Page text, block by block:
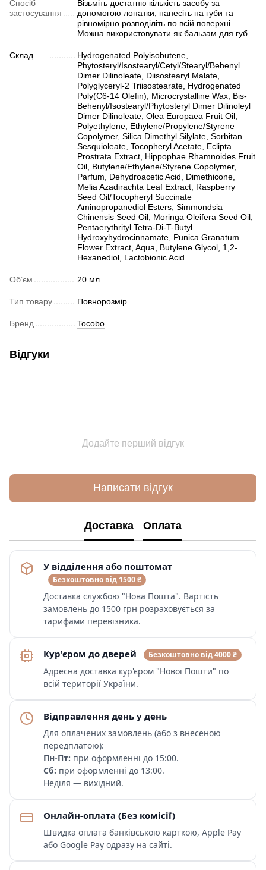
Спосіб
застосування
Візьміть достатню кількість засобу за
допомогою лопатки, нанесіть на губи та
рівномірно розподіліть по всій поверхні.
Можна використовувати як бальзам для губ.
Склад
Hydrogenated Polyisobutene,
Phytosteryl/Isostearyl/Cetyl/Stearyl/Behenyl
Dimer Dilinoleate, Diisostearyl Malate,
Polyglyceryl-2 Triisostearate, Hydrogenated
Poly(C6-14 Olefin), Microcrystalline Wax, Bis-
Behenyl/Isostearyl/Phytosteryl Dimer Dilinoleyl
Dimer Dilinoleate, Olea Europaea Fruit Oil,
Polyethylene, Ethylene/Propylene/Styrene
Copolymer, Silica Dimethyl Silylate, Sorbitan
Sesquioleate, Tocopheryl Acetate, Eclipta
Prostrata Extract, Hippophae Rhamnoides Fruit
Oil, Butylene/Ethylene/Styrene Copolymer,
Parfum, Dehydroacetic Acid, Dimethicone,
Melia Azadirachta Leaf Extract, Raspberry
Seed Oil/Tocopheryl Succinate
Aminopropanediol Esters, Simmondsia
Chinensis Seed Oil, Moringa Oleifera Seed Oil,
Pentaerythrityl Tetra-Di-T-Butyl
Hydroxyhydrocinnamate, Punica Granatum
Flower Extract, Aqua, Butylene Glycol, 1,2-
Hexanediol, Lactobionic Acid
Обʼєм 20 мл
Тип товару Повнорозмір
Бренд Tocobo
Відгуки
Додайте перший відгук
Написати відгук
Доставка Оплата
У відділення або поштомат
Безкоштовно від 1500 ₴
Доставка службою "Нова Пошта". Вартість
замовлень до 1500 грн розраховується за
тарифами перевізника.
Кур'єром до дверей Безкоштовно від 4000 ₴
Адресна доставка кур'єром "Нової Пошти" по
всій території України.
Відправлення день у день
Для оплачених замовлень (або з внесеною
передплатою):
Пн-Пт: при оформленні до 15:00.
Сб: при оформленні до 13:00.
Неділя — вихідний.
Онлайн-оплата (Без комісії)
Швидка оплата банківською карткою, Apple Pay
або Google Pay одразу на сайті.